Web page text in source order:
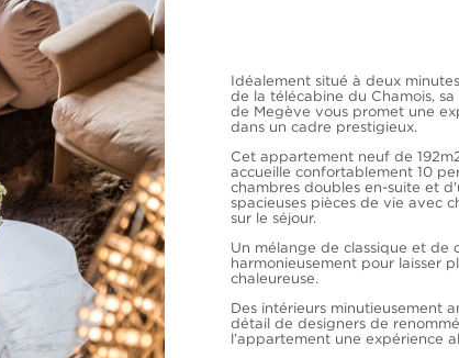
Idéalement situé à deux
de la télécabine du Chamois,
de Megève vous promet une
dans un cadre prestigieux.
Cet appartement neuf de
accueille confortablement 10
chambres doubles en-suite et
spacieuses pièces de vie avec
sur le séjour.
Un mélange de classique et de
harmonieusement pour laisser
chaleureuse.
Des intérieurs minutieusement
détail de designers de
l’appartement une expérience